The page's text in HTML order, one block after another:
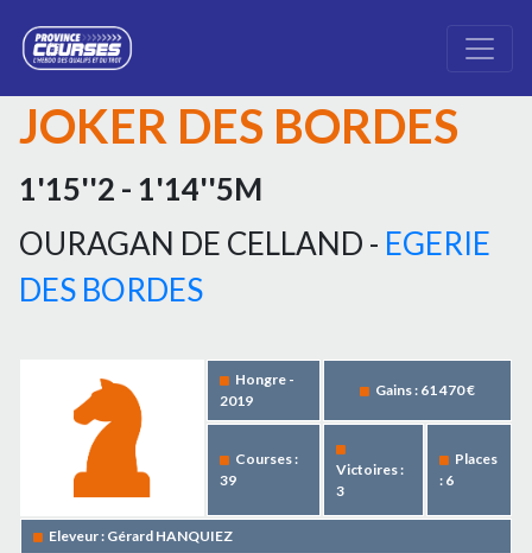
JOKER DES BORDES
1'15''2 - 1'14''5M
OURAGAN DE CELLAND - EGERIE
DES BORDES
Hongre -
2019
Gains : 61 470 €
Courses :
39
Victoires :
3
Places
: 6
Eleveur : Gérard HANQUIEZ